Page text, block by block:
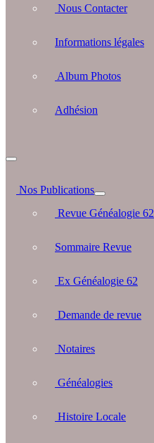
Nous Contacter
Informations légales
Album Photos
Adhésion
Nos Publications
Revue Généalogie 62
Sommaire Revue
Ex Généalogie 62
Demande de revue
Notaires
Généalogies
Histoire Locale